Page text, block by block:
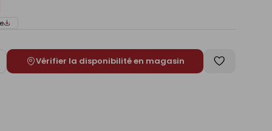
Vérifier la disponibilité en magasin
Enregistrer